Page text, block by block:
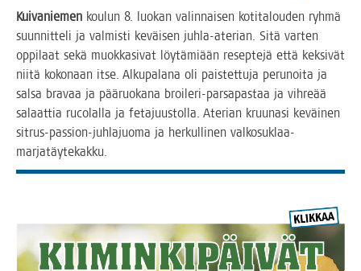
Kui­va­nie­men kou­lun 8. luo­kan valin­nai­sen koti­ta­lou­den ryh­mä
suun­nit­te­li ja val­mis­ti keväi­sen juh­la-ate­rian. Sitä var­ten
oppi­laat sekä muok­ka­si­vat löy­tä­mi­ään resep­te­jä että kek­si­vät
nii­tä koko­naan itse. Alku­pa­la­na oli pais­tet­tu­ja peru­noi­ta ja
sal­sa bra­vaa ja pää­ruo­ka­na broi­le­ri-par­sa­pas­taa ja vih­re­ää
salaat­tia ruco­lal­la ja feta­juus­tol­la. Ate­rian kruu­na­si keväi­nen
sit­rus-pas­sion-juh­la­juo­ma ja her­kul­li­nen valkosuklaa-
marjatäytekakku.